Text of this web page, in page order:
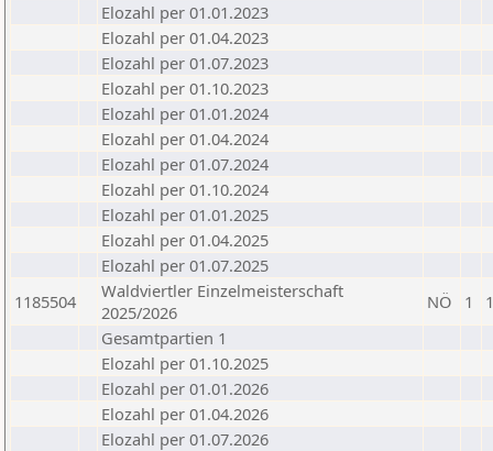
Elozahl per 01.01.2023
Elozahl per 01.04.2023
Elozahl per 01.07.2023
Elozahl per 01.10.2023
Elozahl per 01.01.2024
Elozahl per 01.04.2024
Elozahl per 01.07.2024
Elozahl per 01.10.2024
Elozahl per 01.01.2025
Elozahl per 01.04.2025
Elozahl per 01.07.2025
1185504
Waldviertler Einzelmeisterschaft
2025/2026
NÖ 1
Gesamtpartien 1
Elozahl per 01.10.2025
Elozahl per 01.01.2026
Elozahl per 01.04.2026
Elozahl per 01.07.2026